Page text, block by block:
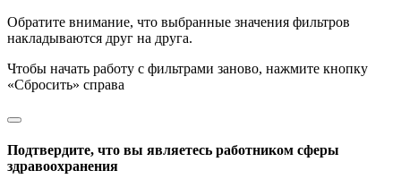
Обратите внимание, что выбранные значения фильтров
накладываются друг на друга.
Чтобы начать работу с фильтрами заново, нажмите кнопку
«Сбросить» справа
Подтвердите, что вы являетесь работником сферы
здравоохранения